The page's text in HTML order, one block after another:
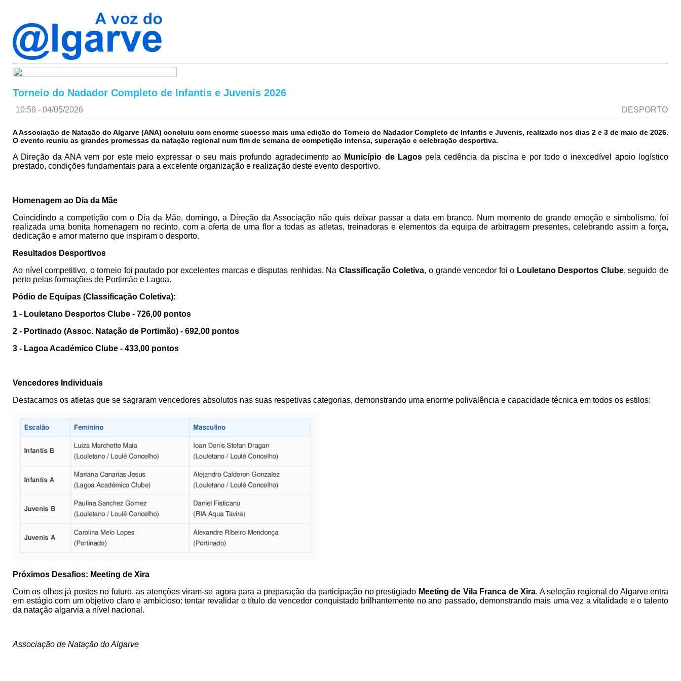
Torneio do Nadador Completo de Infantis e Juvenis 2026
10:59 - 04/05/2026 DESPORTO
A Associação de Natação do Algarve (ANA) concluiu com enorme sucesso mais uma edição do Torneio do Nadador Completo de Infantis e Juvenis, realizado nos dias 2 e 3 de maio de 2026.
O evento reuniu as grandes promessas da natação regional num fim de semana de competição intensa, superação e celebração desportiva.
A Direção da ANA vem por este meio expressar o seu mais profundo agradecimento ao Município de Lagos pela cedência da piscina e por todo o inexcedível apoio logístico
prestado, condições fundamentais para a excelente organização e realização deste evento desportivo.
Homenagem ao Dia da Mãe
Coincidindo a competição com o Dia da Mãe, domingo, a Direção da Associação não quis deixar passar a data em branco. Num momento de grande emoção e simbolismo, foi
realizada uma bonita homenagem no recinto, com a oferta de uma flor a todas as atletas, treinadoras e elementos da equipa de arbitragem presentes, celebrando assim a força,
dedicação e amor materno que inspiram o desporto.
Resultados Desportivos
Ao nível competitivo, o torneio foi pautado por excelentes marcas e disputas renhidas. Na Classificação Coletiva, o grande vencedor foi o Louletano Desportos Clube, seguido de
perto pelas formações de Portimão e Lagoa.
Pódio de Equipas (Classificação Coletiva):
1 - Louletano Desportos Clube - 726,00 pontos
2 - Portinado (Assoc. Natação de Portimão) - 692,00 pontos
3 - Lagoa Académico Clube - 433,00 pontos
Vencedores Individuais
Destacamos os atletas que se sagraram vencedores absolutos nas suas respetivas categorias, demonstrando uma enorme polivalência e capacidade técnica em todos os estilos:
Próximos Desafios: Meeting de Xira
Com os olhos já postos no futuro, as atenções viram-se agora para a preparação da participação no prestigiado Meeting de Vila Franca de Xira. A seleção regional do Algarve entra
em estágio com um objetivo claro e ambicioso: tentar revalidar o título de vencedor conquistado brilhantemente no ano passado, demonstrando mais uma vez a vitalidade e o talento
da natação algarvia a nível nacional.
Associação de Natação do Algarve